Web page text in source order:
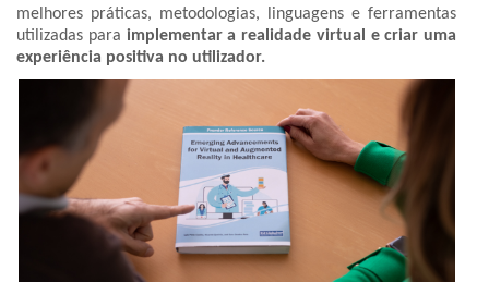
melhores práticas, metodologias, linguagens e ferramentas
utilizadas para implementar a realidade virtual e criar uma
experiência positiva no utilizador.